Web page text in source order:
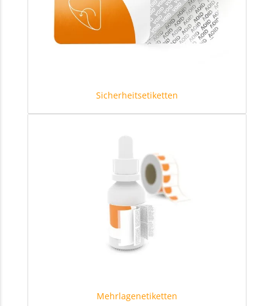
Sicherheitsetiketten
Mehrlagenetiketten